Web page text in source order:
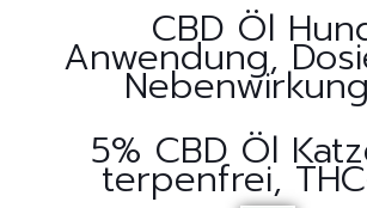
CBD Öl
Anwendung,
5% CBD Öl
terpenfrei,